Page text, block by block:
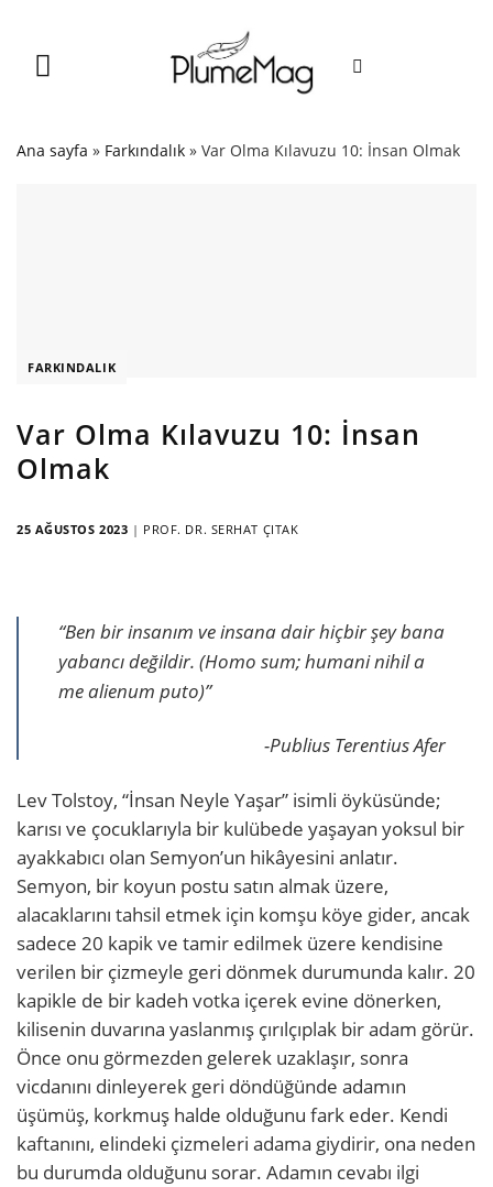
Ana sayfa » Farkındalık » Var Olma Kılavuzu 10: İnsan Olmak
FARKINDALIK
Var Olma Kılavuzu 10: İnsan
Olmak
25 AĞUSTOS 2023 | PROF. DR. SERHAT ÇITAK
“Ben bir insanım ve insana dair hiçbir şey bana
yabancı değildir. (Homo sum; humani nihil a
me alienum puto)”
-Publius Terentius Afer
Lev Tolstoy, “İnsan Neyle Yaşar” isimli öyküsünde;
karısı ve çocuklarıyla bir kulübede yaşayan yoksul bir
ayakkabıcı olan Semyon’un hikâyesini anlatır.
Semyon, bir koyun postu satın almak üzere,
alacaklarını tahsil etmek için komşu köye gider, ancak
sadece 20 kapik ve tamir edilmek üzere kendisine
verilen bir çizmeyle geri dönmek durumunda kalır. 20
kapikle de bir kadeh votka içerek evine dönerken,
kilisenin duvarına yaslanmış çırılçıplak bir adam görür.
Önce onu görmezden gelerek uzaklaşır, sonra
vicdanını dinleyerek geri döndüğünde adamın
üşümüş, korkmuş halde olduğunu fark eder. Kendi
kaftanını, elindeki çizmeleri adama giydirir, ona neden
bu durumda olduğunu sorar. Adamın cevabı ilgi